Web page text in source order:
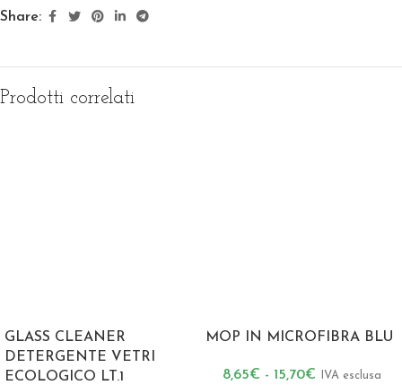
Share:
Prodotti correlati
GLASS CLEANER
DETERGENTE VETRI
ECOLOGICO LT.1
MOP IN MICROFIBRA BLU
8,65€ - 15,70€ IVA esclusa